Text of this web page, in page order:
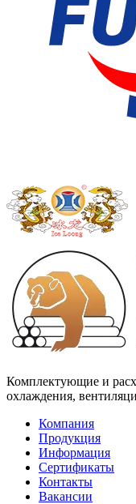
Комплектующие и
охлаждения,
Компания
Продукция
Информация
Сертификаты
Контакты
Вакансии